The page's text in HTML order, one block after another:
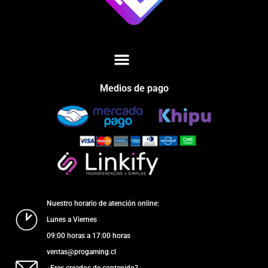
Medios de pago
Nuestro horario de atención online:
Lunes a Viernes
09:00 horas a 17:00 horas
ventas@progaming.cl